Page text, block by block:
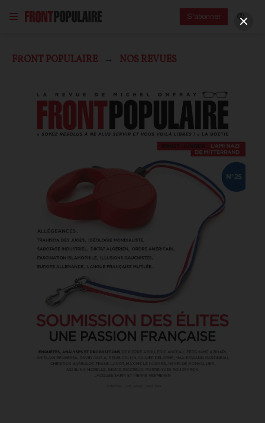
S'abonner
FRONT POPULAIRE NOS REVUES